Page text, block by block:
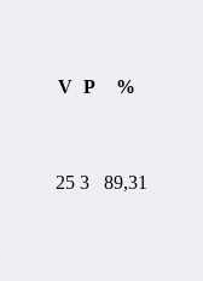
V P %
25 3 89,31